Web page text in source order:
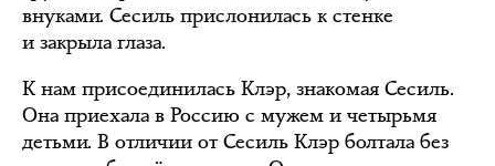
внуками. Сесиль прислонилась к стенке
и закрыла глаза.
К нам присоединилась Клэр, знакомая Сесиль.
Она приехала в Россию с мужем и четырьмя
детьми. В отличии от Сесиль Клэр болтала без